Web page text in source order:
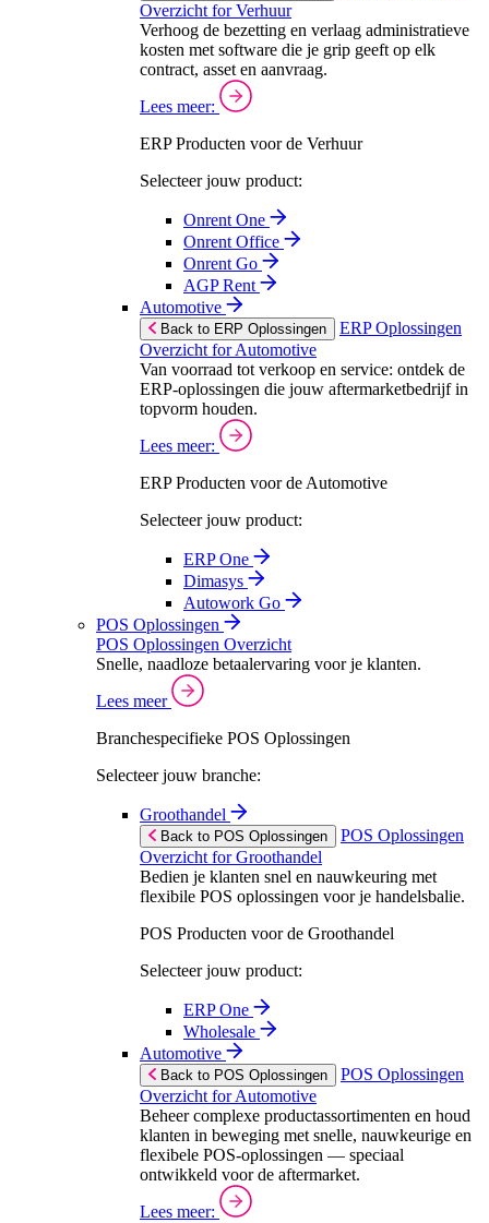
Overzicht for Verhuur
Verhoog de bezetting en verlaag administratieve
kosten met software die je grip geeft op elk
contract, asset en aanvraag.
Lees meer:
ERP Producten voor de Verhuur
Selecteer jouw product:
Onrent One
Onrent Office
Onrent Go
AGP Rent
Automotive
Back to ERP Oplossingen
ERP Oplossingen
Overzicht for Automotive
Van voorraad tot verkoop en service: ontdek de
ERP-oplossingen die jouw aftermarketbedrijf in
topvorm houden.
Lees meer:
ERP Producten voor de Automotive
Selecteer jouw product:
ERP One
Dimasys
Autowork Go
POS Oplossingen
POS Oplossingen Overzicht
Snelle, naadloze betaalervaring voor je klanten.
Lees meer
Branchespecifieke POS Oplossingen
Selecteer jouw branche:
Groothandel
Back to POS Oplossingen
POS Oplossingen
Overzicht for Groothandel
Bedien je klanten snel en nauwkeuring met
flexibile POS oplossingen voor je handelsbalie.
POS Producten voor de Groothandel
Selecteer jouw product:
ERP One
Wholesale
Automotive
Back to POS Oplossingen
POS Oplossingen
Overzicht for Automotive
Beheer complexe productassortimenten en houd
klanten in beweging met snelle, nauwkeurige en
flexibele POS-oplossingen — speciaal
ontwikkeld voor de aftermarket.
Lees meer: